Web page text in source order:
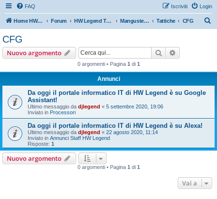
FAQ Login
Iscriviti
Home HW Legend Forum HW Legend Team Manguste eSports Tattiche CFG
CFG
Nuovo argomento Cerca
0 argomenti • Pagina 1 di 1
Annunci
Da oggi il portale informatico IT di HW Legend è su Google
Assistant!
Ultimo messaggio da djlegend « 5 settembre 2020, 19:06
Inviato in Processori
Da oggi il portale informatico IT di HW Legend è su Alexa!
Ultimo messaggio da djlegend « 22 agosto 2020, 11:14
Inviato in Annunci Staff HW Legend
Risposte: 1
Nuovo argomento
0 argomenti • Pagina 1 di 1
Vai a